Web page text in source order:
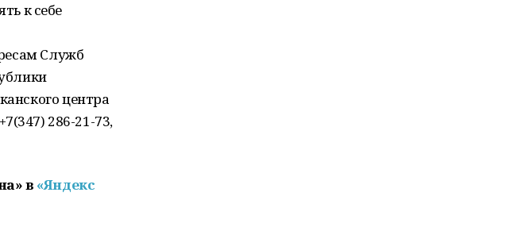
к себе
Служб
центра
286-21-73,
в «Яндекс